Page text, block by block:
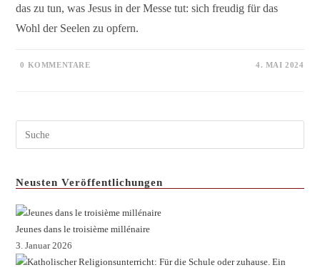
das zu tun, was Jesus in der Messe tut: sich freudig für das
Wohl der Seelen zu opfern.
0 KOMMENTARE 4. MAI 2024
Neusten Veröffentlichungen
Jeunes dans le troisième millénaire
3. Januar 2026